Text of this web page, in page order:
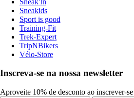
Sneakids
Sport is good
Training-Fit
Trek-Expert
TripNBikers
Vélo-Store
Inscreva-se na nossa newsletter
Aproveite 10% de desconto ao inscrever-